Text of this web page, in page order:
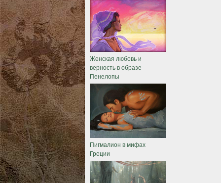
Женская любовь и
верность в образе
Пенелопы
Пигмалион в мифах
Греции